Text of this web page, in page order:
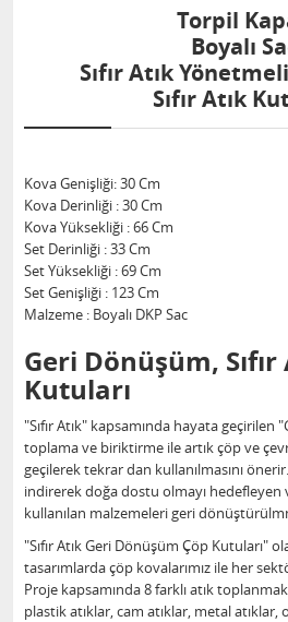
Torpil
Boyalı
Sıfır Atık
Sıfır Atık
Kova Genişliği: 30 Cm
Kova Derinliği : 30 Cm
Kova Yüksekliği : 66 Cm
Set Derinliği : 33 Cm
Set Yüksekliği : 69 Cm
Set Genişliği : 123 Cm
Malzeme : Boyalı DKP Sac
Geri Dönüşüm, Sıfır
Kutuları
"Sıfır Atık" kapsamında hayata geçirilen
toplama ve biriktirme ile artık çöp ve
geçilerek tekrar dan kullanılmasını
indirerek doğa dostu olmayı hedefleyen
kullanılan malzemeleri geri
"Sıfır Atık Geri Dönüşüm Çöp Kutuları"
tasarımlarda çöp kovalarımız ile her
Proje kapsamında 8 farklı atık
plastik atıklar, cam atıklar, metal atıklar,